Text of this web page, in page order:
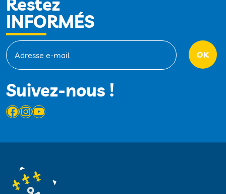
Restez
INFORMÉS
Suivez-nous !
Facebook
Instagram
YouTube